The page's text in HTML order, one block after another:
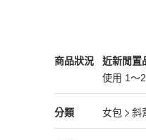
-挑剔者、擔心品質
商品狀況
Acne Studios女包商
近新閒置
使用 1～
近新閒置
分類
Acne Studios女包 分
女包
斜
女包/斜背